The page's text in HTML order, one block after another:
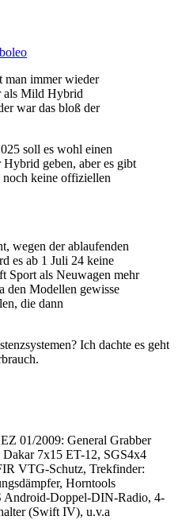
man immer wieder
als Mild Hybrid
war das bloß der
soll es wohl einen
geben, aber es gibt
keine offiziellen
wegen der ablaufenden
es ab 1 Juli 24 keine
Sport als Neuwagen mehr
den Modellen gewisse
die dann
Ich dachte es geht
01/2009: General Grabber
7x15 ET-12, SGS4x4
VTG-Schutz, Trekfinder:
Horntools
Android-Doppel-DIN-Radio, 4-
(Swift IV), u.v.a